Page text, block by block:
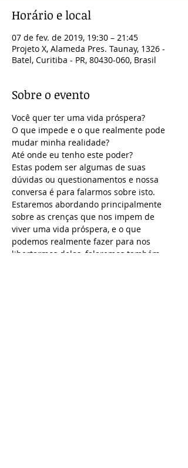
Horário e local
07 de fev. de 2019, 19:30 – 21:45
Projeto X, Alameda Pres. Taunay, 1326 -
Batel, Curitiba - PR, 80430-060, Brasil
Sobre o evento
Você quer ter uma vida próspera?
O que impede e o que realmente pode
mudar minha realidade?
Até onde eu tenho este poder?
Estas podem ser algumas de suas
dúvidas ou questionamentos e nossa
conversa é para falarmos sobre isto.
Estaremos abordando principalmente
sobre as crenças que nos impem de
viver uma vida próspera, e o que
podemos realmente fazer para nos
libertarmos delas, falaremos também